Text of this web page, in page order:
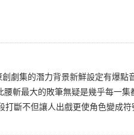
劇集的潛力背景新鮮設定有爆點
斬最大的敗筆無疑是幾乎每一集
斷不但讓人出戲更使角色變成符